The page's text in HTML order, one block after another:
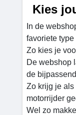
Kies
In de
favoriete
Zo kies je
De webshop
de
Zo krijg je als
motorrijder
Wel zo